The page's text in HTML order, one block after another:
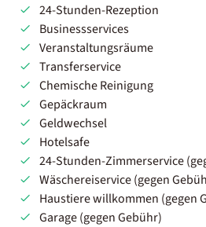
24-Stunden-Rezeption
Businessservices
Veranstaltungsräume
Transferservice
Chemische Reinigung
Gepäckraum
Geldwechsel
Hotelsafe
24-Stunden-Zimmerservice
Wäschereiservice (gegen
Haustiere willkommen (gegen
Garage (gegen Gebühr)